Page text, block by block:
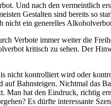
Und nach den vermeintlich
Gestalten sind bereits so
nicht ein generelles
Verbote immer weiter die
kritisch zu sehen. Der
nicht kontrolliert wird oder
Bahnsteigen. Nichtmal das
Man hat den Eindruck, richtig
Es dürfte interessante